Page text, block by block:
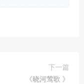
下一篇
《晓河莺歌 》